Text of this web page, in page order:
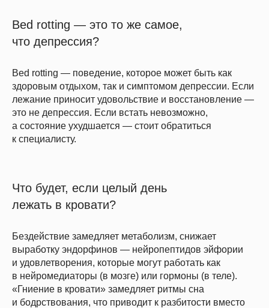
Bed rotting — это то же самое,
что депрессия?
Bed rotting — поведение, которое может быть как
здоровым отдыхом, так и симптомом депрессии. Если
лежание приносит удовольствие и восстановление —
это не депрессия. Если встать невозможно,
а состояние ухудшается — стоит обратиться
к специалисту.
Что будет, если целый день
лежать в кровати?
Бездействие замедляет метаболизм, снижает
выработку эндорфинов — нейропептидов эйфории
и удовлетворения, которые могут работать как
в нейромедиаторы (в мозге) или гормоны (в теле).
«Гниение в кровати» замедляет ритмы сна
и бодрствования, что приводит к разбитости вместо